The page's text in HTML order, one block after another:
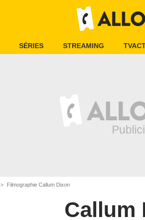
SÉRIES STREAMING
Filmographie Callum Dixon
Callum